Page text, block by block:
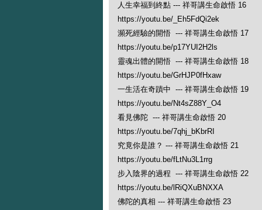
人生幸福到終點 --- 祥哥講生命啟悟 16
https://youtu.be/_Eh5FdQi2ek
瀕死經驗的開悟 --- 祥哥講生命啟悟 17
https://youtu.be/p17YUI2H2ls
靈魂出體的開悟 --- 祥哥講生命啟悟 18
https://youtu.be/GrHJP0fHxaw
一生活在奇蹟中 --- 祥哥講生命啟悟 19
https://youtu.be/Nt4sZ88Y_O4
看見佛陀 --- 祥哥講生命啟悟 20
https://youtu.be/7qhj_bKbrRI
究竟你是誰？ --- 祥哥講生命啟悟 21
https://youtu.be/fLtNu3L1rrg
步入陰界的過程 --- 祥哥講生命啟悟 22
https://youtu.be/lRiQXuBNXXA
佛陀的真相 --- 祥哥講生命啟悟 23